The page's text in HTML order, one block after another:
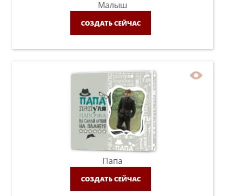
Малыш
СОЗДАТЬ СЕЙЧАС
Папа
СОЗДАТЬ СЕЙЧАС